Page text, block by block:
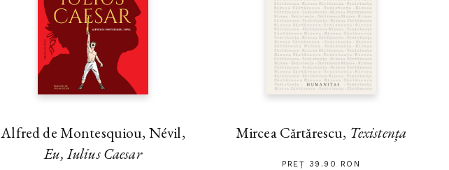
Alfred de Montesquiou, Névil,
Eu, Iulius Caesar
Mircea Cărtărescu, Texistența
PREȚ 39.90 RON